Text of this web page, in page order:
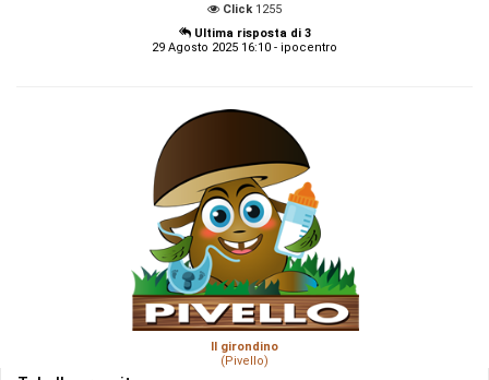
Click 1255
Ultima risposta di 3
29 Agosto 2025 16:10 - ipocentro
Il girondino
(Pivello)